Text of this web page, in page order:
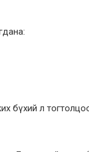
бүхий л